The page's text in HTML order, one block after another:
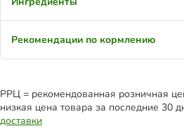
Рекомендации по кормлению
РРЦ = рекомендованная розничная
низкая цена товара за последние 30
доставки